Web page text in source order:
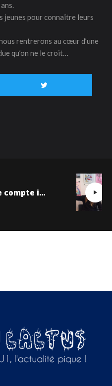
jeunes pour connaître leurs
rentrerons au cœur d’une
qu’on ne le croit…
Mise à Jour, le compte info TikTok de la RTBF !